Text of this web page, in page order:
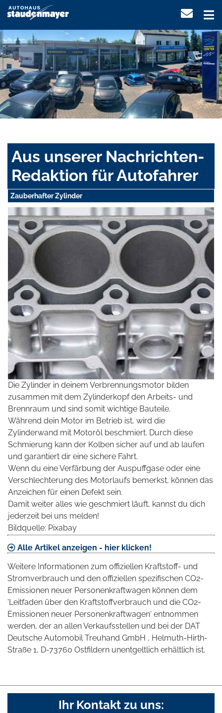
Aus unserer Nachrichten-
Redaktion für Autofahrer
Zauberhafter Zylinder
Die Zylinder in deinem Verbrennungsmotor bilden
zusammen mit dem Zylinderkopf den Arbeits- und
Brennraum und sind somit wichtige Bauteile.
Während dein Motor im Betrieb ist, wird die
Zylinderwand mit Motoröl beschmiert. Durch diese
Schmierung kann der Kolben sicher auf und ab laufen
und garantiert dir eine sichere Fahrt.
Wenn du eine Verfärbung der Auspuffgase oder eine
Verschlechterung des Motorlaufs bemerkst, können das
Anzeichen für einen Defekt sein.
Damit weiter alles wie geschmiert läuft, kannst du dich
jederzeit bei uns melden!
Bildquelle: Pixabay
Alle Artikel anzeigen - hier klicken!
Weitere Informationen zum offiziellen Kraftstoff- und
Stromverbrauch und den offiziellen spezifischen CO2-
Emissionen neuer Personenkraftwagen können dem
'Leitfaden über den Kraftstoffverbrauch und die CO2-
Emissionen neuer Personenkraftwagen' entnommen
werden, der an allen Verkaufsstellen und bei der DAT
Deutsche Automobil Treuhand GmbH , Helmuth-Hirth-
Straße 1, D-73760 Ostfildern unentgeltlich erhältlich ist.
Ihr Kontakt zu uns: